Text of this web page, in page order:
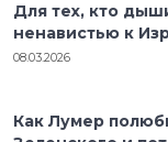
Для тех, кто
ненавистью к
08.03.2026
Как Лумер